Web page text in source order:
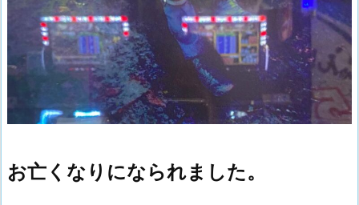
お亡くなりになられました。